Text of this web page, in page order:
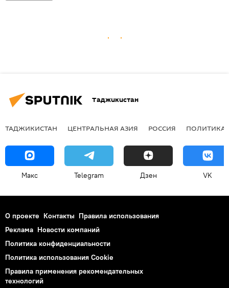
Таджикистан
ТАДЖИКИСТАН ЦЕНТРАЛЬНАЯ АЗИЯ РОССИЯ ПОЛИТИКА
Макс Telegram Дзен VK
О проекте Контакты Правила использования
Реклама Новости компаний
Политика конфиденциальности
Политика использования Cookie
Правила применения рекомендательных
технологий